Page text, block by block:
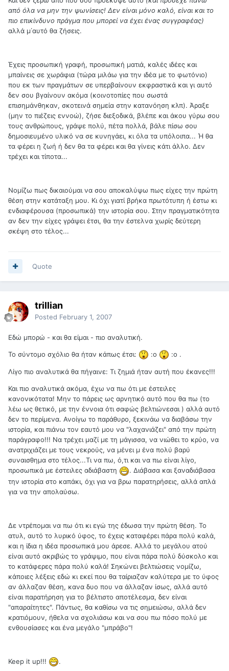
από όλα να μην την ψωνίσεις! Δεν είναι μόνο καλό, είναι και το
πιο επικίνδυνο πράγμα που μπορεί να έχει ένας συγγραφέας)
αλλά μ΄αυτό θα ζήσεις.
Έχεις προσωπική γραφή, προσωπική ματιά, καλές ιδέες και
μπαίνεις σε χωράφια (τώρα μιλάω για την ιδέα με το φωτόνιο)
που εκ των πραγμάτων σε υπερβαίνουν εκφραστικά και γι αυτό
δεν σου βγαίνουν ακόμα (κοινοτοπίες που σωστά
επισημάνθηκαν, σκοτεινά σημεία στην κατανόηση κλπ). Άραξε
(μην το πιέζεις εννοώ), ζήσε διεξοδικά, βλέπε και άκου γύρω σου
τους ανθρώπους, γράψε πολύ, πέτα πολλά, βάλε πίσω σου
δημοσιευμένο υλικό να σε κυνηγάει, κι όλα τα υπόλοιπα... Ή θα
τα φέρει η ζωή ή δεν θα τα φέρει και θα γίνεις κάτι άλλο. Δεν
τρέχει και τίποτα...
Νομίζω πως δικαιούμαι να σου αποκαλύψω πως είχες την πρώτη
θέση στην κατάταξη μου. Κι όχι γιατί βρήκα πρωτότυπη ή έστω κι
ενδιαφέρουσα (προσωπικά) την ιστορία σου. Στην πραγματικότητα
αν δεν την είχες γράψει έτσι, θα την έστελνα χωρίς δεύτερη
σκέψη στο τέλος...
Quote
trillian
Posted February 1, 2007
Εδώ μπορώ - και θα είμαι - πιο αναλυτική.
Το σύντομο σχόλιο θα ήταν κάπως έτσι: :o :o .
Λίγο πιο αναλυτικά θα πήγαινε: Τι ζημιά ήταν αυτή που έκανες!!!
Και πιο αναλυτικά ακόμα, έχω να πω ότι με έστειλες
κανονικότατα! Μην το πάρεις ως αρνητικό αυτό που θα πω (το
λέω ως θετικό, με την έννοια ότι σαφώς βελτιώνεσαι ) αλλά αυτό
δεν το περίμενα. Ανοίγω το παράθυρο, ξεκινάω να διαβάσω την
ιστορία, και πιάνω τον εαυτό μου να "λαχανιάζει" από την πρώτη
παράγραφο!!! Να τρέχει μαζί με τη μάγισσα, να νιώθει το κρύο, να
ανατριχιάζει με τους νεκρούς, να μένει μ ένα πολύ βαρύ
συναισθημα στο τέλος...Τι να πω, ό,τι και να πω είναι λίγο,
προσωπικά με έστειλες αδιάβαστη
. Διάβασα και ξαναδιάβασα
την ιστορία στο καπάκι, όχι για να βρω παρατηρήσεις, αλλά απλά
για να την απολαύσω.
Δε ντρέπομαι να πω ότι κι εγώ της έδωσα την πρώτη θέση. Το
ατυλ, αυτό το λυρικό ύφος, το έχεις καταφέρει πάρα πολύ καλά,
και η ίδια η ιδέα προσωπικά μου άρεσε. Αλλά το μεγάλου ατού
είναι αυτό ακριβώς το γράψιμο, που είναι πάρα πολύ δύσκολο και
το κατάφερες πάρα πολύ καλά! Σηκώνει βελτιώσεις νομίζω,
κάποιες λέξεις εδώ κι εκεί που θα ταίριαζαν καλύτερα με το ύφος
αν άλλαζαν θέση, κανα δυο που να άλλαζαν ίσως, αλλά αυτό
είναι παρατήρηση για το βέλτιστο αποτέλεσμα, δεν είναι
"απαραίτητες". Πάντως, θα καθίσω να τις σημειώσω, αλλά δεν
κρατιόμουν, ήθελα να σχολιάσω και να σου πω πόσο πολύ με
ενθουσίασες και ένα μεγάλο "μπράβο"!
Keep it up!!! .